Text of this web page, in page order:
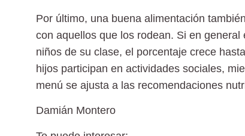
Por último, una buena alimentación
con aquellos que los rodean. Si en
niños de su clase, el porcentaje crece
hijos participan en actividades sociales,
menú se ajusta a las recomendaciones
Damián Montero